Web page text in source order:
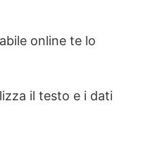
online te lo
il testo e i dati